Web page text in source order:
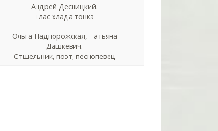
Андрей Десницкий.
Глас хлада тонка
Ольга Надпорожская, Татьяна
Дашкевич.
Отшельник, поэт, песнопевец